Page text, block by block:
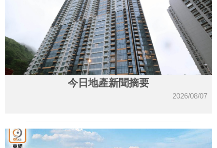
今日地產新聞摘要
2026/08/07